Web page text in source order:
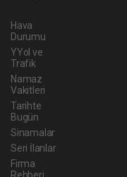
Hava
Durumu
YYol ve
Trafik
Namaz
Vakitleri
Tarihte
Bugün
Sinamalar
Seri İlanlar
Firma